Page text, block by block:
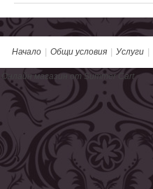
Начало Общи условия Услуги
Онлайн магазин от Summer Cart